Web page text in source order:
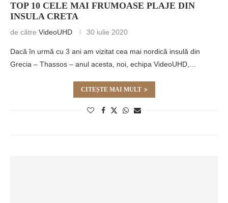
TOP 10 CELE MAI FRUMOASE PLAJE DIN
INSULA CRETA
de către VideoUHD 30 iulie 2020
Dacă în urmă cu 3 ani am vizitat cea mai nordică insulă din
Grecia – Thassos – anul acesta, noi, echipa VideoUHD,…
CITEȘTE MAI MULT